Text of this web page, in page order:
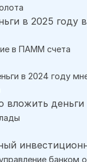
в 2025 году
в ПАММ счета
в 2024 году
вложить деньги
банком